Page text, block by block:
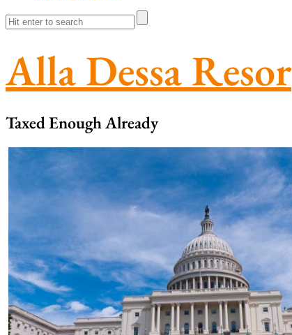
Alla Dessa Resor
Taxed Enough Already